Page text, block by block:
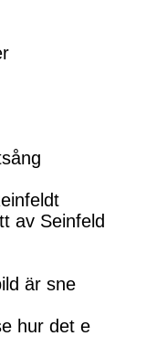
av Seinfeld
är sne
hur det e